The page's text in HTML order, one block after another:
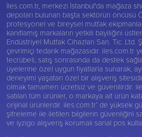
İles.com.tr, merkezi İstanbul'da mağaza
depoları bulunan başta sektörün öncüsü
profesyonel ve bireysel mutfak
kanıtlamış markaların yetkili bayiliğini
Endüstriyel Mutfak Cihazları San. Tic. Ltd.
çevrimiçi tedarik mağazasıdır. iles.com.tr
tecrübeli, satış sonrasında da destek
üyelerine özel uygun fiyatlarla sunarak,
deneyimi yaşatan özel bir alışveriş
olmak tamamen ücretsiz ve güvenilirdir.
satılan tüm ürünler, o markaya ait ürün
orijinal ürünlerdir. iles.com.tr’ de yüksek
şifreleme ile iletilen bilgilerin güvenliğini
ve iyzigo alışveriş korumalı sanal pos